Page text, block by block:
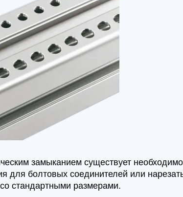
замыканием существует
для болтовых соединителей или
стандартными размерами.